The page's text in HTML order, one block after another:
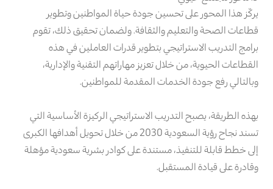
يركّز هذا المحور على تحسين جودة حياة المواطنين وتطوير
قطاعات الصحة والتعليم والثقافة. ولضمان تحقيق ذلك، تقوم
برامج التدريب الاستراتيجي بتطوير قدرات العاملين في هذه
القطاعات الحيوية، من خلال تعزيز مهاراتهم التقنية والإدارية،
وبالتالي رفع جودة الخدمات المقدمة للمواطنين.
بهذه الطريقة، يصبح التدريب الاستراتيجي الركيزة الأساسية التي
تسند نجاح رؤية السعودية 2030 من خلال تحويل أهدافها الكبرى
إلى خطط قابلة للتنفيذ، مستندة على كوادر بشرية سعودية مؤهلة
وقادرة على قيادة المستقبل.